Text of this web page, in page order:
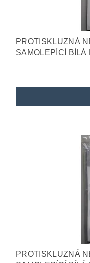
PROTISKLUZNÁ
SAMOLEPÍCÍ BÍLÁ
PROTISKLUZNÁ